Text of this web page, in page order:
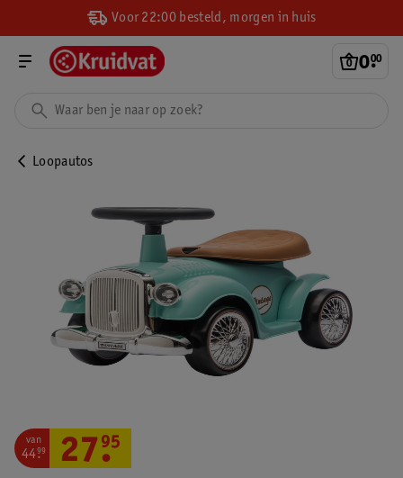
Voor 22:00 besteld, morgen in huis
0.
00
Loopautos
van
44.
99 27.
95